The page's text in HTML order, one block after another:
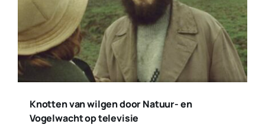
Knotten van wilgen door Natuur- en
Vogelwacht op televisie